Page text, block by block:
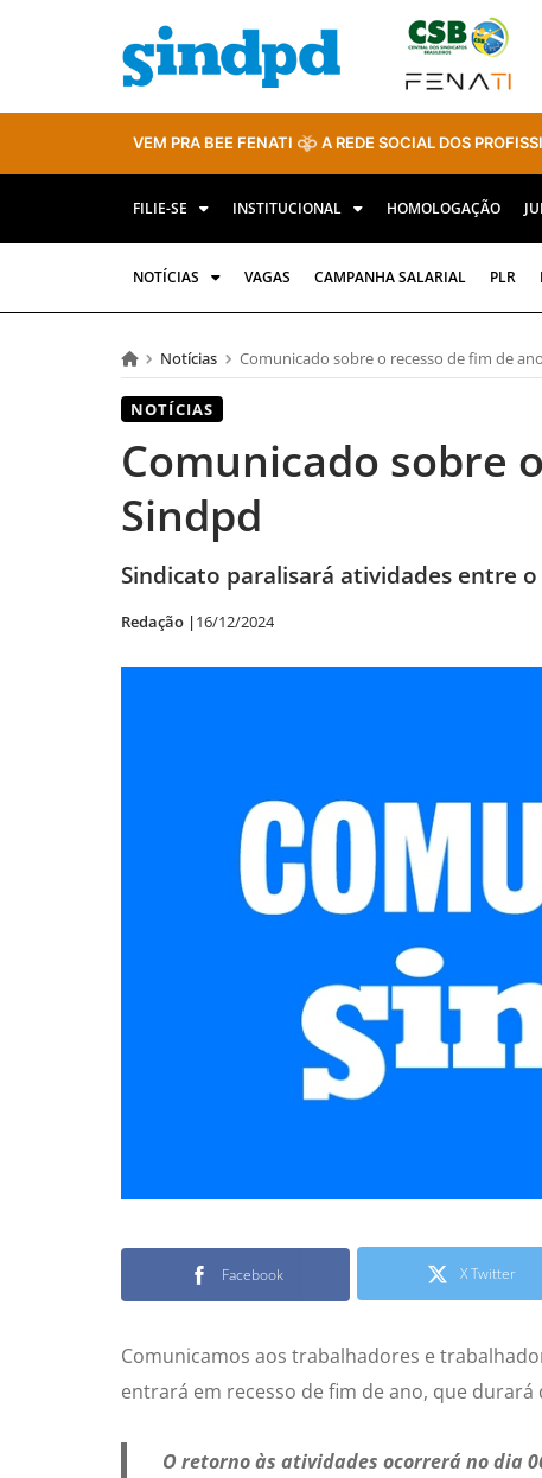
VEM PRA BEE FENATI A REDE SOCIAL DOS
FILIE-SE INSTITUCIONAL HOMOLOGAÇÃO
NOTÍCIAS VAGAS CAMPANHA SALARIAL PLR
Notícias Comunicado sobre o recesso de fim de
NOTÍCIAS
Comunicado sobre
Sindpd
Sindicato paralisará atividades entre
Redação |16/12/2024
Facebook X Twitter
Comunicamos aos trabalhadores e
entrará em recesso de fim de ano, que
O retorno às atividades ocorrerá no dia